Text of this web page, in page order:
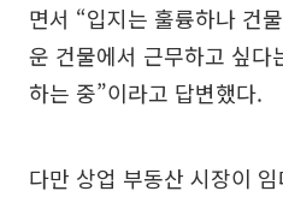
면서 “입지는 훌륭하나 건
운 건물에서 근무하고 싶
하는 중”이라고 답변했다.
다만 상업 부동산 시장이